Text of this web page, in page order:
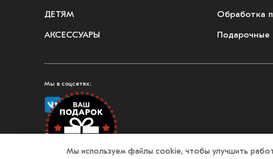
ДЕТЯМ
АКСЕССУАРЫ
Обработка
Подарочные
Мы в соцсетях:
Мы используем файлы cookie, чтобы улучшить